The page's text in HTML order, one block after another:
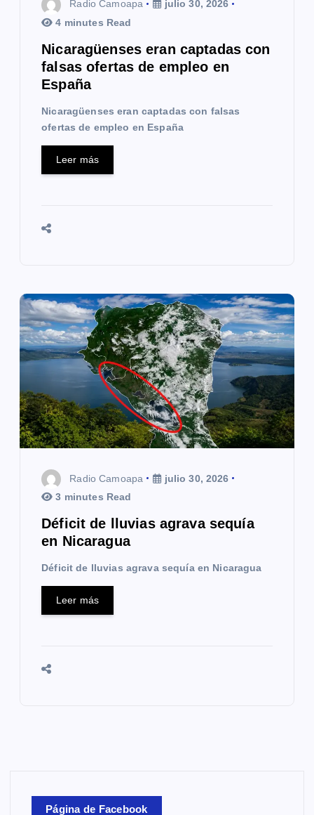
Radio Camoapa
julio 30, 2026
4 minutes Read
Nicaragüenses eran captadas con
falsas ofertas de empleo en
España
Nicaragüenses eran captadas con falsas
ofertas de empleo en España
Leer más
Radio Camoapa
julio 30, 2026
3 minutes Read
Déficit de lluvias agrava sequía
en Nicaragua
Déficit de lluvias agrava sequía en Nicaragua
Leer más
Página de Facebook